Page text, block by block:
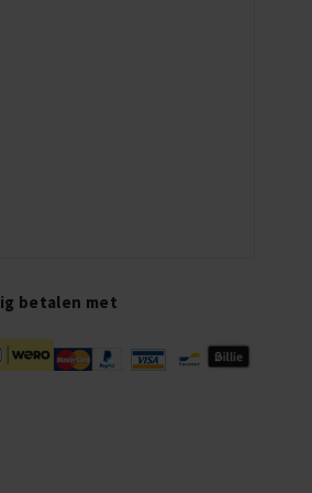
betalen met